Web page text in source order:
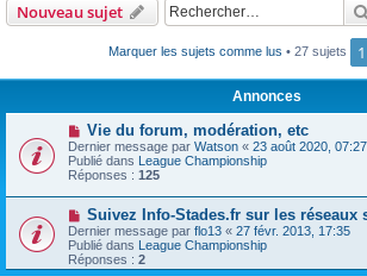
Nouveau sujet
Marquer les sujets comme lus • 27 sujets 1
Annonces
Vie du forum, modération, etc
Dernier message par Watson « 23 août 2020, 07:27
Publié dans League Championship
Réponses : 125
Suivez Info-Stades.fr sur les réseaux
Dernier message par flo13 « 27 févr. 2013, 17:35
Publié dans League Championship
Réponses : 2